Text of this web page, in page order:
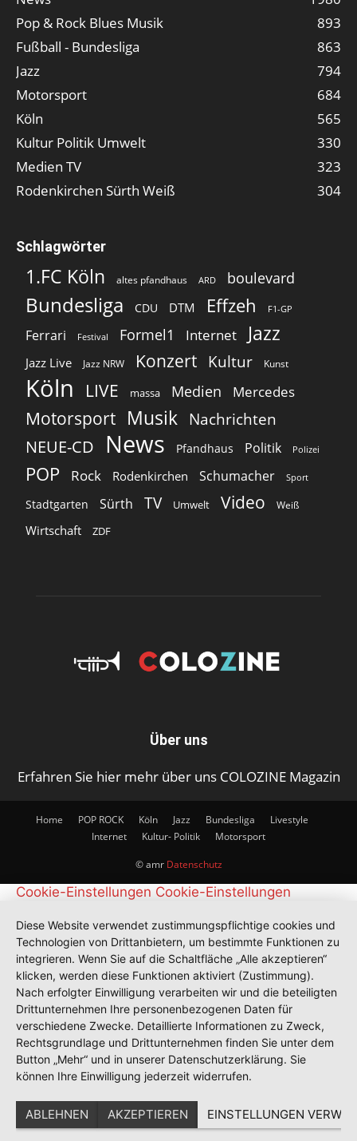
Pop & Rock Blues Musik
893
Fußball - Bundesliga
863
Jazz
794
Motorsport
684
Köln
565
Kultur Politik Umwelt
330
Medien TV
323
Rodenkirchen Sürth Weiß
304
Schlagwörter
1.FC Köln altes pfandhaus ARD boulevard
Bundesliga CDU DTM Effzeh F1-GP
Ferrari Festival Formel1 Internet Jazz
Jazz Live Jazz NRW Konzert Kultur Kunst
Köln LIVE massa Medien Mercedes
Motorsport Musik Nachrichten
NEUE-CD
News Pfandhaus Politik Polizei
POP Rock Rodenkirchen Schumacher Sport
Stadtgarten Sürth TV Umwelt Video Weiß
Wirtschaft ZDF
Über uns
Erfahren Sie hier mehr über uns COLOZINE Magazin
Home POP ROCK Köln Jazz Bundesliga
Livestyle
Internet
Kultur- Politik Motorsport
© amr Datenschutz
Cookie-Einstellungen Cookie-Einstellungen
Diese Website verwendet zustimmungspflichtige cookies und
Technologien von Drittanbietern, um bestimmte Funktionen zu
integrieren. Wenn Sie auf die Schaltfläche „Alle akzeptieren“
klicken, werden diese Funktionen aktiviert (Zustimmung).
Nach erfolgter Einwilligung verarbeiten wir und die beteiligten
Drittunternehmen Ihre personenbezogenen Daten für
verschiedene Zwecke. Detaillierte Informationen zu Zweck,
Rechtsgrundlage und Drittunternehmen finden Sie unter dem
Button „Mehr“ und in unserer Datenschutzerklärung. Sie
können Ihre Einwilligung jederzeit widerrufen.
ABLEHNEN AKZEPTIEREN EINSTELLUNGEN